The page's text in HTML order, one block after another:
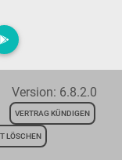
Version: 6.8.2.0
VERTRAG KÜNDIGEN
LÖSCHEN